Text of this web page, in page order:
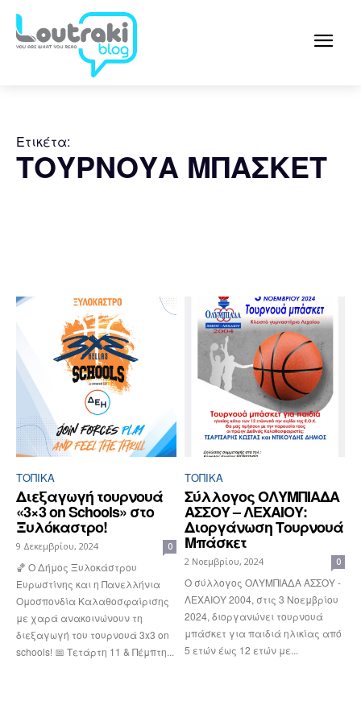
Ετικέτα:
ΤΟΥΡΝΟΥΑ ΜΠΑΣΚΕΤ
ΤΟΠΙΚΑ
Διεξαγωγή τουρνουά
«3×3 on Schools» στο
Ξυλόκαστρο!
9 Δεκεμβρίου, 2024 0
🏀 Ο Δήμος Ξυλοκάστρου
Ευρωστίνης και η Πανελλήνια
Ομοσπονδία Καλαθοσφαίρισης
με χαρά ανακοινώνουν τη
διεξαγωγή του τουρνουά 3x3 on
schools! 📅 Τετάρτη 11 & Πέμπτη...
ΤΟΠΙΚΑ
Σύλλογος ΟΛΥΜΠΙΑΔΑ
ΑΣΣΟΥ – ΛΕΧΑΙΟΥ:
Διοργάνωση Τουρνουά
Μπάσκετ
2 Νοεμβρίου, 2024 0
Ο σύλλογος ΟΛΥΜΠΙΑΔΑ ΑΣΣΟΥ -
ΛΕΧΑΙΟΥ 2004, στις 3 Νοεμβρίου
2024, διοργανώνει τουρνουά
μπάσκετ για παιδιά ηλικίας από
5 ετών έως 12 ετών με...